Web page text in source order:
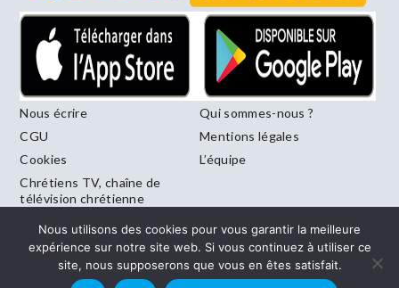
Nous écrire
Qui sommes-nous ?
CGU
Mentions légales
Cookies
L’équipe
Chrétiens TV, chaîne de
télévision chrétienne
le canal 246 de la Freebox
Nous utilisons des cookies pour vous garantir la meilleure
expérience sur notre site web. Si vous continuez à utiliser ce
site, nous supposerons que vous en êtes satisfait.